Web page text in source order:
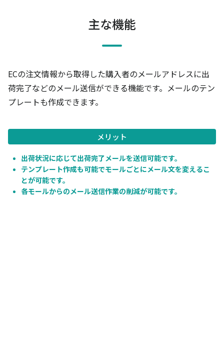
主な機能
ECの注文情報から取得した購入者のメールアドレスに出
荷完了などのメール送信ができる機能です。メールのテン
プレートも作成できます。
メリット
出荷状況に応じて出荷完了メールを送信可能です。
テンプレート作成も可能でモールごとにメール文を変えるこ
とが可能です。
各モールからのメール送信作業の削減が可能です。